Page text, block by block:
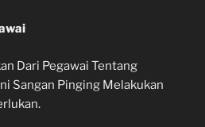
Dari Pegawai Tentang
Sangan Pinging Melakukan